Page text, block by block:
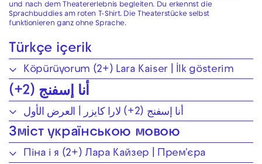
und nach dem Theatererlebnis begleiten. Du erkennst die
Sprachbuddies am roten T-Shirt. Die Theaterstücke selbst
funktionieren ganz ohne Sprache.
Türkçe içerik
Köpürüyorum (2+) Lara Kaiser | İlk gösterim
أنا إسفنج (2+)
أنا إسفنج (2+) لارا كايزر | العرض الأول
Зміст українською мовою
Піна і я (2+) Лара Кайзер | Прем'єра